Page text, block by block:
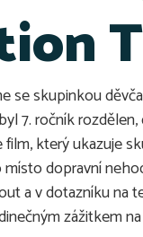
se skupinkou
7. ročník
který ukazuje
dopravní
a v dotazníku na
zážitkem